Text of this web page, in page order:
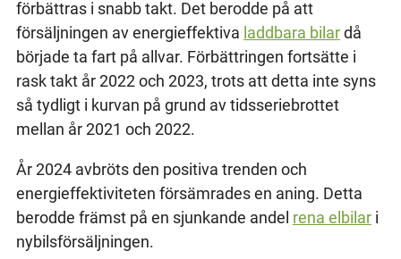
förbättras i snabb takt. Det berodde på att
försäljningen av energieffektiva laddbara bilardå
började ta fart på allvar. Förbättringen fortsätte i
rask takt år 2022 och 2023, trots att detta inte syns
så tydligt i kurvan på grund av tidsseriebrottet
mellan år 2021 och 2022.
År 2024 avbröts den positiva trenden och
energieffektiviteten försämrades en aning. Detta
berodde främst på en sjunkande andel rena elbilari
nybilsförsäljningen.